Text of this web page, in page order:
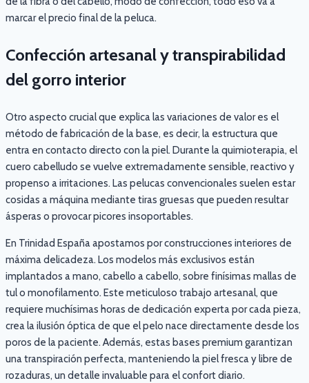
marcar el precio final de la peluca.
Confección artesanal y transpirabilidad
del gorro interior
Otro aspecto crucial que explica las variaciones de valor es el
método de fabricación de la base, es decir, la estructura que
entra en contacto directo con la piel. Durante la quimioterapia, el
cuero cabelludo se vuelve extremadamente sensible, reactivo y
propenso a irritaciones. Las pelucas convencionales suelen estar
cosidas a máquina mediante tiras gruesas que pueden resultar
ásperas o provocar picores insoportables.
En Trinidad España apostamos por construcciones interiores de
máxima delicadeza. Los modelos más exclusivos están
implantados a mano, cabello a cabello, sobre finísimas mallas de
tul o monofilamento. Este meticuloso trabajo artesanal, que
requiere muchísimas horas de dedicación experta por cada pieza,
crea la ilusión óptica de que el pelo nace directamente desde los
poros de la paciente. Además, estas bases premium garantizan
una transpiración perfecta, manteniendo la piel fresca y libre de
rozaduras, un detalle invaluable para el confort diario.